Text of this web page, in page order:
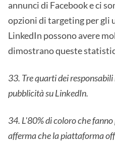
annunci di Facebook e ci
opzioni di targeting per gli
LinkedIn possono avere
dimostrano queste
33. Tre quarti dei
pubblicità su LinkedIn.
34. L'80% di coloro che
afferma che la piattaforma